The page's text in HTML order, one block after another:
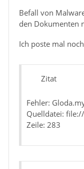
Befall von
den Dokumenten
Ich poste mal
Zitat
Fehler:
Quelldatei:
Zeile: 283